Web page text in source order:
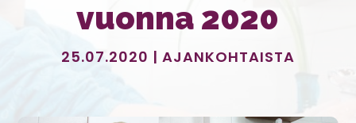
vuonna 2020
25.07.2020 | AJANKOHTAISTA